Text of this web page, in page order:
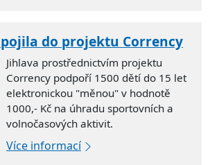
do projektu Corrency
Jihlava prostřednictvím projektu
Corrency podpoří 1500 dětí do 15 let
elektronickou "měnou" v hodnotě
1000,- Kč na úhradu sportovních a
volnočasových aktivit.
Více informací